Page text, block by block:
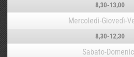
8,30-13,00
Mercoledì-Giovedì-
8,30-12,30
Sabato-